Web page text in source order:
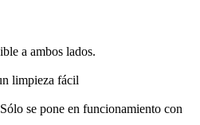
a ambos lados.
limpieza fácil
se pone en funcionamiento con